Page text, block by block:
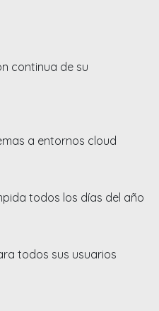
continua de su
a entornos cloud​
todos los días del año
todos sus usuarios​